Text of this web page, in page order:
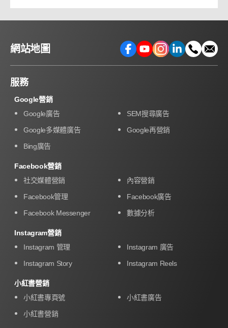
網站地圖
服務
Google營銷
Google廣告
SEM搜尋廣告
Google多媒體廣告
Google再營銷
Bing廣告
Facebook營銷
社交媒體營銷
內容營銷
Facebook管理
Facebook廣告
Facebook Messenger
數據分析
Instagram營銷
Instagram 管理
Instagram 廣告
Instagram Story
Instagram Reels
小紅書營銷
小紅書專頁號
小紅書廣告
小紅書營銷